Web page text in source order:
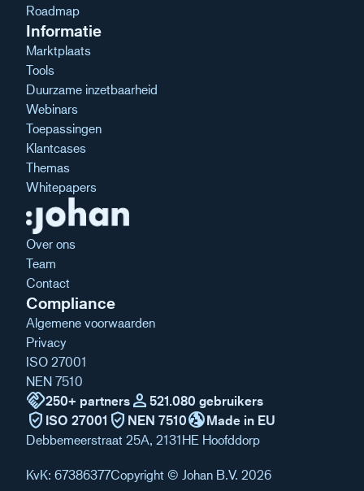
Roadmap
Informatie
Marktplaats
Tools
Duurzame inzetbaarheid
Webinars
Toepassingen
Klantcases
Themas
Whitepapers
Over ons
Team
Contact
Compliance
Algemene voorwaarden
Privacy
ISO 27001
NEN 7510
handshake250+ partners person 521.080 gebruikers
verified_user ISO 27001 verified_user NEN 7510globe_ukMade in EU
Debbemeerstraat 25A, 2131HE Hoofddorp
KvK: 67386377Copyright © Johan B.V. 2026